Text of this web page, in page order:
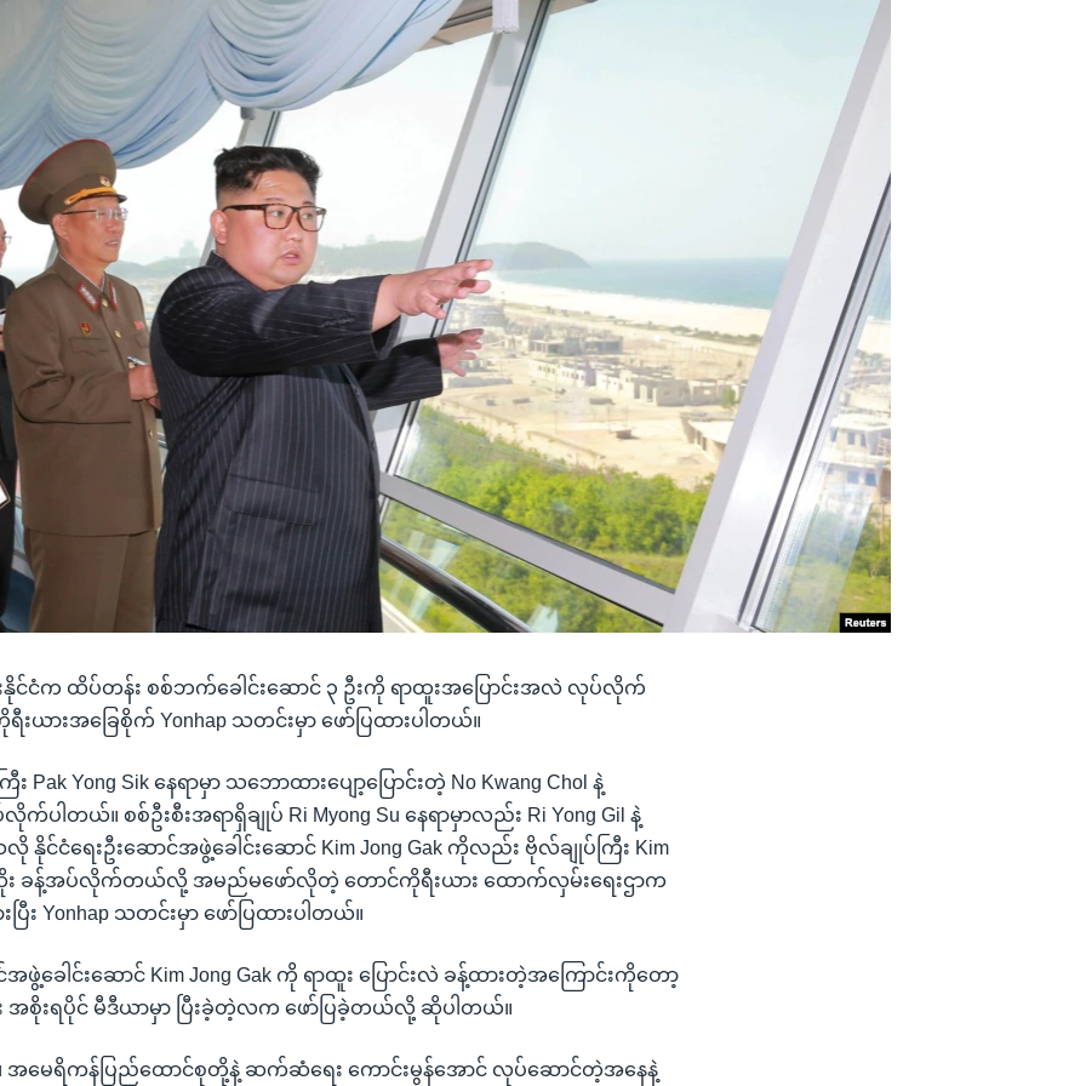
နိုင်ငံက ထိပ်တန်း စစ်ဘက်ခေါင်းဆောင် ၃ ဦးကို ရာထူးအပြောင်းအလဲ လုပ်လိုက်
ရီးယားအခြေစိုက် Yonhap သတင်းမှာ ဖော်ပြထားပါတယ်။
Pak Yong Sik နေရာမှာ သဘောထားပျော့ပြောင်းတဲ့ No Kwang Chol နဲ့
က်ပါတယ်။ စစ်ဦးစီးအရာရှိချုပ် Ri Myong Su နေရာမှာလည်း Ri Yong Gil နဲ့
င်ငံရေးဦးဆောင်အဖွဲ့ခေါင်းဆောင် Kim Jong Gak ကိုလည်း ဗိုလ်ချုပ်ကြီး Kim
ထိုး ခန့်အပ်လိုက်တယ်လို့ အမည်မဖော်လိုတဲ့ တောင်ကိုရီးယား ထောက်လှမ်းရေးဌာက
း Yonhap သတင်းမှာ ဖော်ပြထားပါတယ်။
အဖွဲ့ခေါင်းဆောင် Kim Jong Gak ကို ရာထူး ပြောင်းလဲ ခန့်ထားတဲ့အကြောင်းကိုတော့
အစိုးရပိုင် မီဒီယာမှာ ပြီးခဲ့တဲ့လက ဖော်ပြခဲ့တယ်လို့ ဆိုပါတယ်။
အမေရိကန်ပြည်ထောင်စုတို့နဲ့ ဆက်ဆံရေး ကောင်းမွန်အောင် လုပ်ဆောင်တဲ့အနေနဲ့